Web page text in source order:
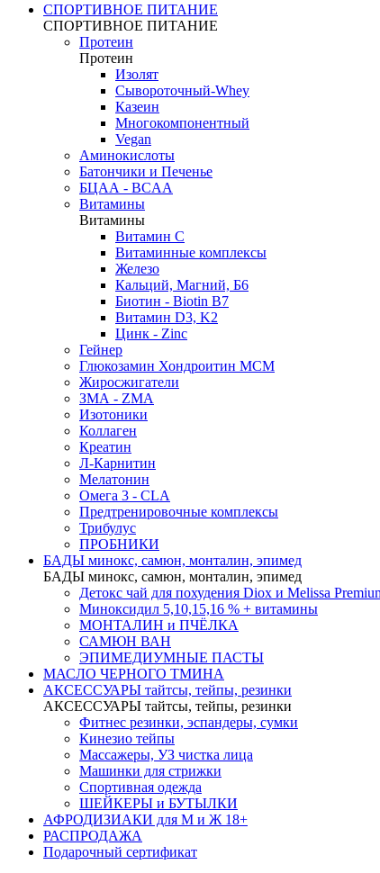
СПОРТИВНОЕ ПИТАНИЕ
СПОРТИВНОЕ ПИТАНИЕ
Протеин
Протеин
Изолят
Сывороточный-Whey
Казеин
Многокомпонентный
Vegan
Аминокислоты
Батончики и Печенье
БЦАА - BCAA
Витамины
Витамины
Витамин C
Витаминные комплексы
Железо
Кальций, Магний, Б6
Биотин - Biotin B7
Витамин D3, K2
Цинк - Zinc
Гейнер
Глюкозамин Хондроитин МСМ
Жиросжигатели
ЗМА - ZMA
Изотоники
Коллаген
Креатин
Л-Карнитин
Мелатонин
Омега 3 - CLA
Предтренировочные комплексы
Трибулус
ПРОБНИКИ
БАДЫ минокс, самюн, монталин, эпимед
БАДЫ минокс, самюн, монталин, эпимед
Детокс чай для похудения Diox и Melissa
Миноксидил 5,10,15,16 % + витамины
МОНТАЛИН и ПЧЁЛКА
САМЮН ВАН
ЭПИМЕДИУМНЫЕ ПАСТЫ
МАСЛО ЧЕРНОГО ТМИНА
АКСЕССУАРЫ тайтсы, тейпы, резинки
АКСЕССУАРЫ тайтсы, тейпы, резинки
Фитнес резинки, эспандеры, сумки
Кинезио тейпы
Массажеры, УЗ чистка лица
Машинки для стрижки
Спортивная одежда
ШЕЙКЕРЫ и БУТЫЛКИ
АФРОДИЗИАКИ для М и Ж 18+
РАСПРОДАЖА
Подарочный сертификат